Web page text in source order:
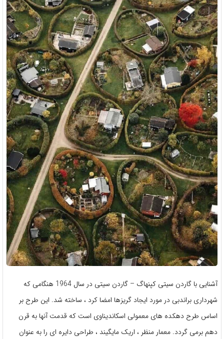
آشنایی با گاردن سیتی کپنهاگ – گاردن سیتی در سال 1964 هنگامی که
شهرداری براندبی در مورد ایجاد گریزها امضا کرد ، ساخته شد. این طرح بر
اساس طرح دهکده های معمولی اسکاندیناوی است که قدمت آنها به قرن
دهم برمی گردد. معمار منظر ، اریک مایگیند ، طراحی دایره ای را به عنوان